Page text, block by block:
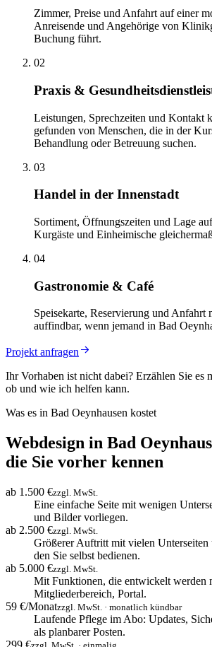
Zimmer, Preise und Anfahrt auf einer
Anreisende und Angehörige von
Buchung führt.
02
Praxis &
Leistungen, Sprechzeiten und Kontakt
gefunden von Menschen, die in der
Behandlung oder Betreuung suchen.
03
Handel in der Innenstadt
Sortiment, Öffnungszeiten und Lage
Kurgäste und Einheimische
04
Gastronomie & Café
Speisekarte, Reservierung und Anfahrt
auffindbar, wenn jemand in Bad
Projekt anfragen
Ihr Vorhaben ist nicht dabei? Erzählen Sie es
ob und wie ich helfen kann.
Was es in Bad Oeynhausen kostet
Webdesign in Bad
die Sie vorher kennen
ab 1.500 €zzgl. MwSt.
Eine einfache Seite mit wenigen
und Bilder vorliegen.
ab 2.500 €zzgl. MwSt.
Größerer Auftritt mit vielen Unterseiten
den Sie selbst bedienen.
ab 5.000 €zzgl. MwSt.
Mit Funktionen, die entwickelt werden
Mitgliederbereich, Portal.
59 €/Monatzzgl. MwSt. · monatlich kündbar
Laufende Pflege im Abo: Updates,
als planbarer Posten.